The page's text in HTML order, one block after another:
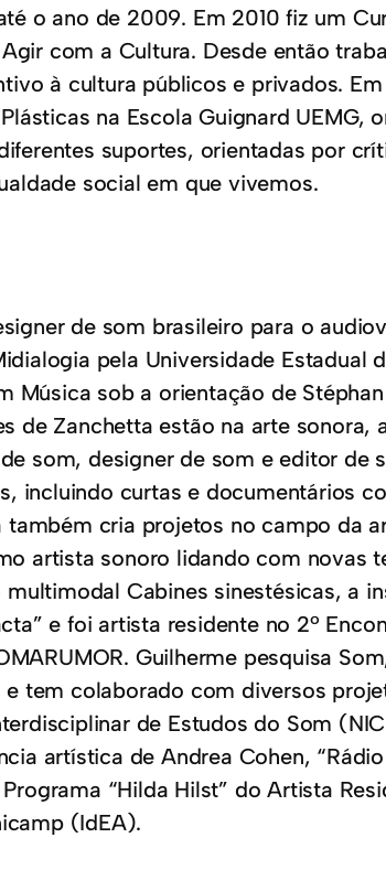
o ano de 2009. Em 2010 fiz um
com a Cultura. Desde então
à cultura públicos e privados.
na Escola Guignard UEMG,
suportes, orientadas por
social em que vivemos.
de som brasileiro para o
pela Universidade Estadual
Música sob a orientação de
de Zanchetta estão na arte sonora,
som, designer de som e editor de
incluindo curtas e documentários
também cria projetos no campo da
artista sonoro lidando com novas
Cabines sinestésicas, a
e foi artista residente no 2º
Guilherme pesquisa
tem colaborado com diversos
de Estudos do Som
artística de Andrea Cohen,
“Hilda Hilst” do Artista
(IdEA).